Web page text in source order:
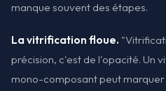
manque souvent des étapes.
La vitrification floue.
précision, c'est de l'opacité. Un
mono-composant peut marquer